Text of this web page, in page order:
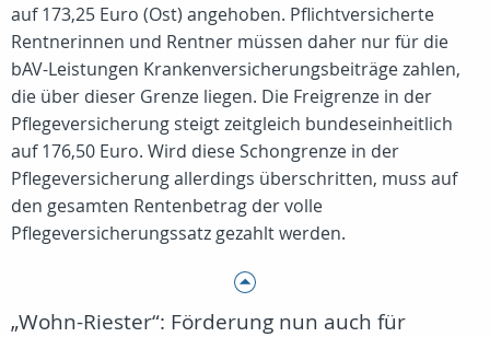
auf 173,25 Euro (Ost) angehoben. Pflichtversicherte
Rentnerinnen und Rentner müssen daher nur für die
bAV-Leistungen Krankenversicherungsbeiträge zahlen,
die über dieser Grenze liegen. Die Freigrenze in der
Pflegeversicherung steigt zeitgleich bundeseinheitlich
auf 176,50 Euro. Wird diese Schongrenze in der
Pflegeversicherung allerdings überschritten, muss auf
den gesamten Rentenbetrag der volle
Pflegeversicherungssatz gezahlt werden.
„Wohn-Riester“: Förderung nun auch für